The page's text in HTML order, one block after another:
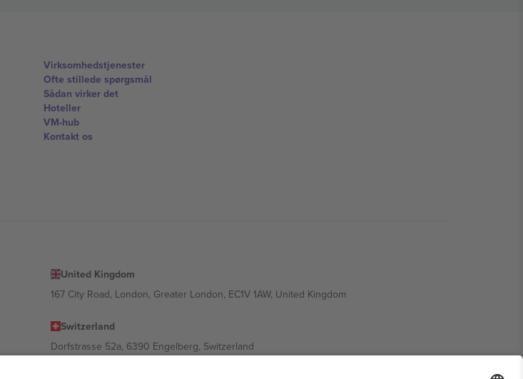
Virksomhedstjenester
Ofte stillede spørgsmål
Sådan virker det
Hoteller
VM-hub
Kontakt os
United Kingdom
167 City Road, London, Greater London, EC1V 1AW, United Kingdom
Switzerland
Dorfstrasse 52a, 6390 Engelberg, Switzerland